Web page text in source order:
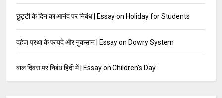
छुट्टी के दिन का आनंद पर निबंध | Essay on Holiday for Students
दहेज प्रथा के फायदे और नुकसान | Essay on Dowry System
बाल दिवस पर निबंध हिंदी में | Essay on Children's Day